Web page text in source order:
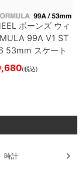
ボーンズ ウィ
99A V1 ST
53mm スケート
ー
(税込)
時計